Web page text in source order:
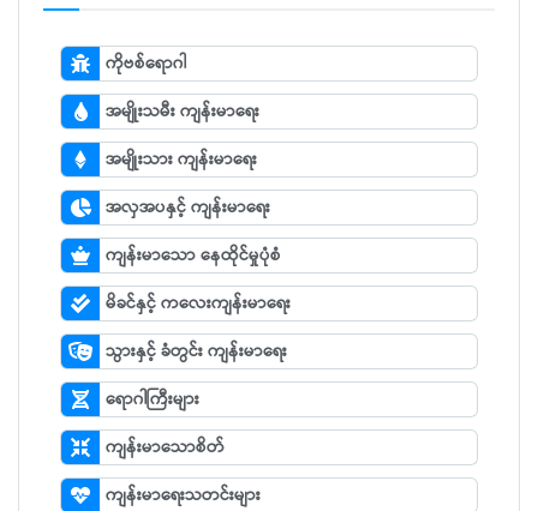
ကိုဗစ်ရောဂါ
အမျိုးသမီး ကျန်းမာရေး
အမျိုးသား ကျန်းမာရေး
အလှအပနှင့် ကျန်းမာရေး
ကျန်းမာသော နေထိုင်မှုပုံစံ
မိခင်နှင့် ကလေးကျန်းမာရေး
သွားနှင့် ခံတွင်း ကျန်းမာရေး
ရောဂါကြီးများ
ကျန်းမာသောစိတ်
ကျန်းမာရေးသတင်းများ